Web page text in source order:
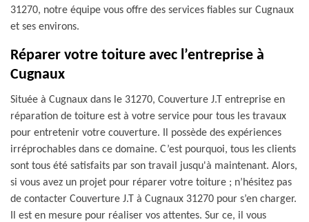
31270, notre équipe vous offre des services fiables sur Cugnaux
et ses environs.
Réparer votre toiture avec l’entreprise à
Cugnaux
Située à Cugnaux dans le 31270, Couverture J.T entreprise en
réparation de toiture est à votre service pour tous les travaux
pour entretenir votre couverture. Il possède des expériences
irréprochables dans ce domaine. C’est pourquoi, tous les clients
sont tous été satisfaits par son travail jusqu'à maintenant. Alors,
si vous avez un projet pour réparer votre toiture ; n’hésitez pas
de contacter Couverture J.T à Cugnaux 31270 pour s’en charger.
Il est en mesure pour réaliser vos attentes. Sur ce, il vous